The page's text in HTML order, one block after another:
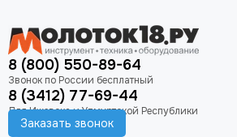
8 (800) 550-89-64
8 (3412) 77-69-44
Заказать звонок